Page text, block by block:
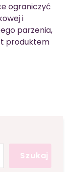
ograniczyć
i
parzenia,
produktem
Szukaj